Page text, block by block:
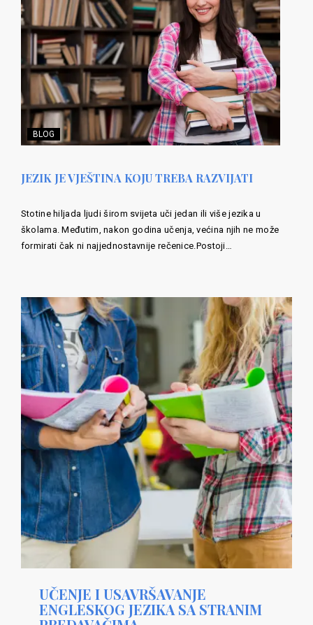
BLOG
JEZIK JE VJEŠTINA KOJU TREBA RAZVIJATI
Stotine hiljada ljudi širom svijeta uči jedan ili više jezika u
školama. Međutim, nakon godina učenja, većina njih ne može
formirati čak ni najjednostavnije rečenice.Postoji…
UČENJE I USAVRŠAVANJE
ENGLESKOG JEZIKA SA STRANIM